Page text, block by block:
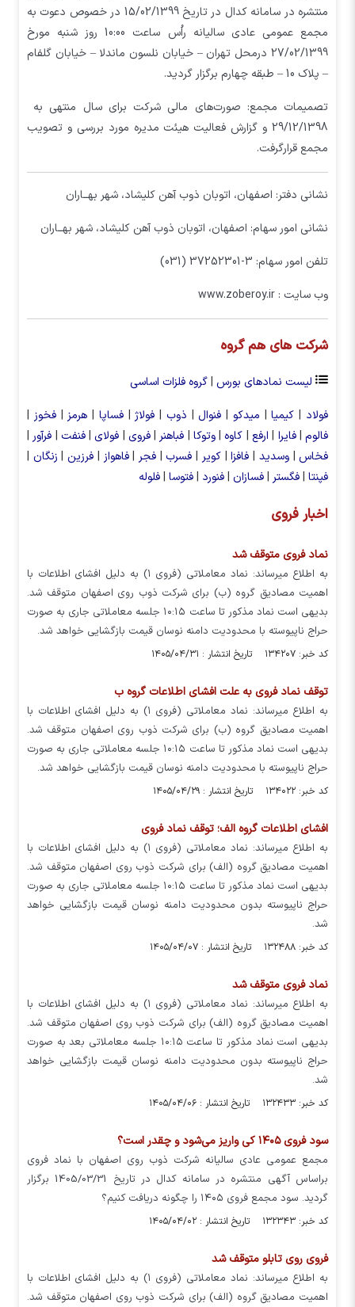
منتشره در سامانه کدال در تاریخ 15/02/1399 در خصوص دعوت به
مجمع عمومی عادی سالیانه راُس ساعت 10:00 روز شنبه مورخ
27/02/1399 درمحل تهران – خيابان نلسون ماندلا – خيابان گلفام
– پلاک 10 – طبقه چهارم برگزار گردید.
تصمیمات مجمع: صورت‌های مالی شرکت برای سال منتهی به
29/12/1398 و گزارش فعالیت هیئت مدیره مورد بررسی و تصویب
مجمع قرارگرفت.
نشانی دفتر: اصفهان، اتوبان ذوب آهن کلیشاد، شهر بهــاران
نشانی امور سهام: اصفهان، اتوبان ذوب آهن کلیشاد، شهر بهــاران
تلفن امور سهام: 3-37252301 (031)
وب سایت : www.zoberoy.ir
شرکت های هم گروه
لیست نمادهای بورس | گروه فلزات اساسی
فولاد | کیمیا | میدکو | فنوال | ذوب | فولاژ | فساپا | هرمز | فخوز |
فالوم| فایرا | ارفع | کاوه | وتوکا | فباهنر | فروی | فولای | فنفت | فرآور |
فخاس | وسدید | فافزا | کویر | فسرب | فجر | فاهواز | فرزین | زنگان |
فپنتا | فگستر | فسازان | فنورد | فتوسا | فلوله
اخبار فروی
نماد فروی متوقف شد
به اطلاع میرساند: نماد معاملاتی (فروی ۱) به دلیل افشای اطلاعات با
اهمیت مصادیق گروه (ب) برای شرکت ذوب روی اصفهان متوقف شد.
بدیهی است نماد مذکور تا ساعت ۱۰:۱۵ جلسه معاملاتی جاری به صورت
حراج ناپیوسته با محدودیت دامنه نوسان قیمت بازگشایی خواهد شد.
کد خبر: ۱۳۴۲۰۷ تاریخ انتشار : ۱۴۰۵/۰۴/۳۱
توقف نماد فروی به علت افشای اطلاعات گروه ب
به اطلاع میرساند: نماد معاملاتی (فروی ۱) به دلیل افشای اطلاعات با
اهمیت مصادیق گروه (ب) برای شرکت ذوب روی اصفهان متوقف شد.
بدیهی است نماد مذکور تا ساعت ۱۰:۱۵ جلسه معاملاتی جاری به صورت
حراج ناپیوسته با محدودیت دامنه نوسان قیمت بازگشایی خواهد شد.
کد خبر: ۱۳۴۰۲۲ تاریخ انتشار : ۱۴۰۵/۰۴/۲۹
افشای اطلاعات گروه الف؛ توقف نماد فروی
به اطلاع میرساند: نماد معاملاتی (فروی ۱) به دلیل افشای اطلاعات با
اهمیت مصادیق گروه (الف) برای شرکت ذوب روی اصفهان متوقف شد.
بدیهی است نماد مذکور تا ساعت ۱۰:۱۵ جلسه معاملاتی جاری به صورت
حراج ناپیوسته بدون محدودیت دامنه نوسان قیمت بازگشایی خواهد
شد.
کد خبر: ۱۳۲۴۸۸ تاریخ انتشار : ۱۴۰۵/۰۴/۰۷
نماد فروی متوقف شد
به اطلاع میرساند: نماد معاملاتی (فروی ۱) به دلیل افشای اطلاعات با
اهمیت مصادیق گروه (الف) برای شرکت ذوب روی اصفهان متوقف شد.
بدیهی است نماد مذکور تا ساعت ۱۰:۱۵ جلسه معاملاتی بعد به صورت
حراج ناپیوسته بدون محدودیت دامنه نوسان قیمت بازگشایی خواهد
شد.
کد خبر: ۱۳۲۴۳۳ تاریخ انتشار : ۱۴۰۵/۰۴/۰۶
سود فروی ۱۴۰۵ کی واریز می‌شود و چقدر است؟
مجمع عمومی عادی سالیانه شرکت ذوب روي اصفهان با نماد فروی
براساس آگهی منتشره در سامانه کدال در تاریخ 1405/03/31 برگزار
گردید. سود مجمع فروی ۱۴۰۵ را چگونه دریافت کنیم؟
کد خبر: ۱۳۲۳۴۳ تاریخ انتشار : ۱۴۰۵/۰۴/۰۲
فروی روی تابلو متوقف شد
به اطلاع میرساند: نماد معاملاتی (فروی ۱) به دلیل افشای اطلاعات با
اهمیت مصادیق گروه (الف) برای شرکت ذوب روی اصفهان متوقف شد.